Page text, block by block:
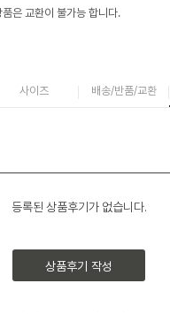
은 교환이 불가능 합니다.
사이즈 배송/반품/교환
등록된 상품후기가 없습니다.
상품후기 작성